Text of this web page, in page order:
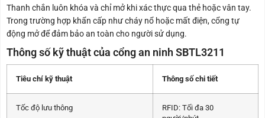
Thanh chắn luôn khóa và chỉ mở khi xác thực qua thẻ hoặc vân tay.
Trong trường hợp khẩn cấp như cháy nổ hoặc mất điện, cổng tự
động mở để đảm bảo an toàn cho người sử dụng.
Thông số kỹ thuật của cổng an ninh SBTL3211
Tiêu chí kỹ thuật Thông số chi tiết
Tốc độ lưu thông
RFID: Tối đa 30